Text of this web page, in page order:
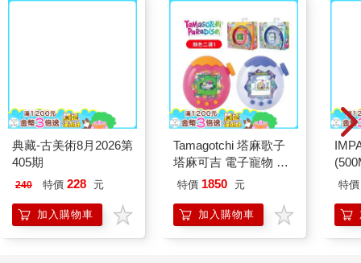
典藏-古美術8月2026第
405期
240 特價 228 元
加入購物車
Tamagotchi 塔麻歌子
塔麻可吉 電子寵物 樂
園系列（熱帶橙果／極
特價 1850 元
加入購物車
特價